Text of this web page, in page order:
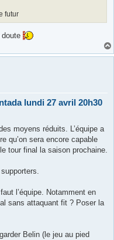
futur
lundi 27 avril 20h30
moyens réduits. L’équipe a
qu’on sera encore capable
tour final la saison prochaine.
l’équipe. Notamment en
sans attaquant fit ? Poser la
Belin (le jeu au pied